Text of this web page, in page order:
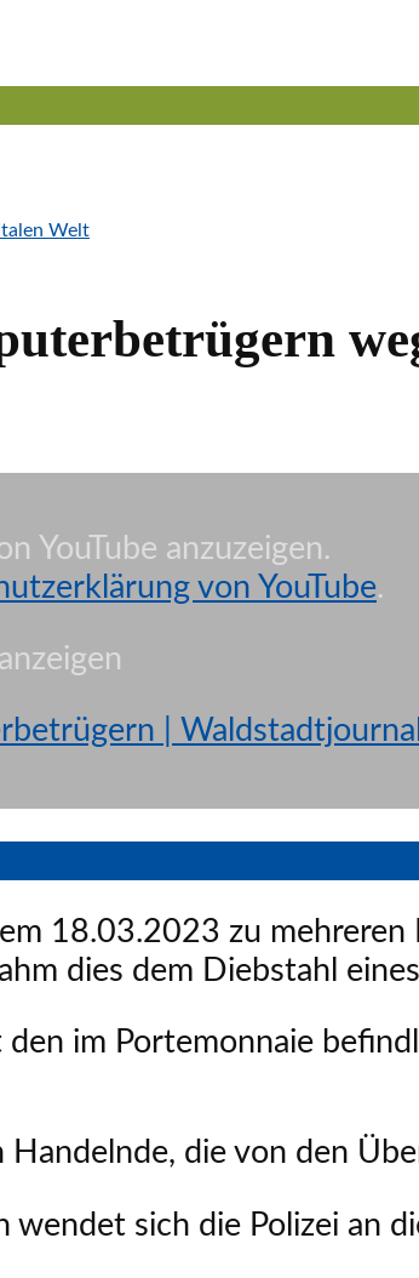
YouTube anzuzeigen.
von YouTube.
|
18.03.2023 zu mehreren
dies dem Diebstahl
im Portemonnaie
die von den
sich die Polizei an